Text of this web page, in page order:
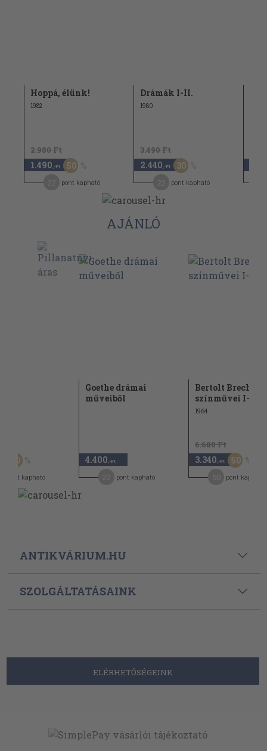
Hoppá, élünk!
1982
2.980 Ft
1.490 ,-Ft 50
pont kapható
Drámák I-II.
1980
3.490 Ft
2.440 ,-Ft 30
pont kapható
AJÁNLÓ
30
pont kapható
Goethe drámai
műveiből
4.400 ,-Ft
pont kapható
Bertolt Brecht
színművei I-II.
1964
6.680 Ft
3.340 ,-Ft 50
pont kapható
ANTIKVÁRIUM.HU
SZOLGÁLTATÁSAINK
ELÉRHETŐSÉGEINK